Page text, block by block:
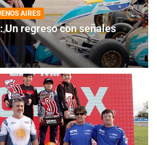
AIRES
Un regreso con señales